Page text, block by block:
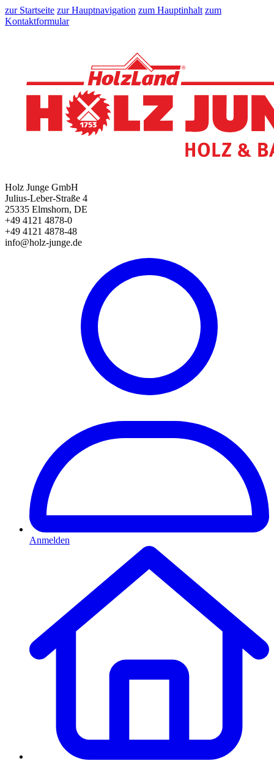
zur Startseite zur Hauptnavigation zum Hauptinhalt zum
Kontaktformular
Holz Junge GmbH
Julius-Leber-Straße 4
25335 Elmshorn, DE
+49 4121 4878-0
+49 4121 4878-48
info@holz-junge.de
Anmelden